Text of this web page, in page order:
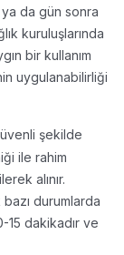
ya da gün sonra
kuruluşlarında
bir kullanım
uygulanabilirliği
şekilde
ile rahim
alınır.
durumlarda
15 dakikadır ve